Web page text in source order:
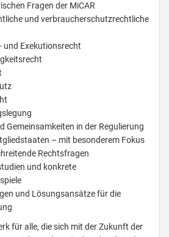
Fragen der MiCAR
und verbraucherschutzrechtliche
und Exekutionsrecht
Gemeinsamkeiten in der Regulierung
– mit besonderem Fokus
Rechtsfragen
und konkrete
und Lösungsansätze für die
für alle, die sich mit der Zukunft der